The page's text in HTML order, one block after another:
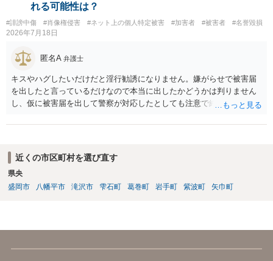
れる可能性は？
#誹謗中傷 #肖像権侵害 #ネット上の個人特定被害 #加害者 #被害者 #名誉毀損
2026年7月18日
匿名A 弁護士
キスやハグしたいだけだと淫行勧誘になりません。嫌がらせで被害届
を出したと言っているだけなので本当に出したかどうかは判りません
し、仮に被害届を出して警察が対応したとしても注意で終わるような
おくように。
近くの市区町村を選び直す
県央
盛岡市
八幡平市 滝沢市 雫石町 葛巻町 岩手町 紫波町 矢巾町